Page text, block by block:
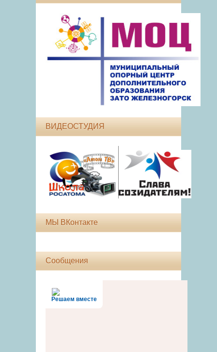
ВИДЕОСТУДИЯ
МЫ ВКонтакте
Сообщения
Решаем вместе